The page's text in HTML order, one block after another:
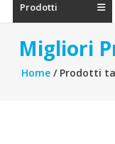
Prodotti
Migliori
Home/ Prodotti